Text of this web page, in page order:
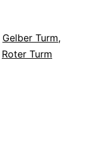
Gelber Turm,
Roter Turm